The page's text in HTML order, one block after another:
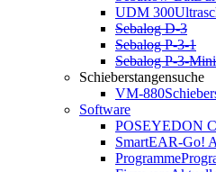
UDM 300
Sebalog D-3
Sebalog P-3-1
Sebalog P-3-Mini
Schieberstangensuche
VM-880
Software
POSEYEDON
SmartEAR-Go!
Programme